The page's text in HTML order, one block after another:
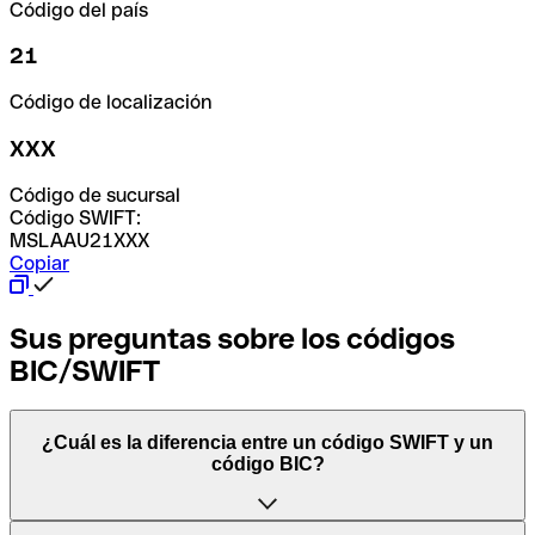
Código del país
21
Código de localización
XXX
Código de sucursal
Código SWIFT:
MSLAAU21XXX
Copiar
Sus preguntas sobre los códigos
BIC/SWIFT
¿Cuál es la diferencia entre un código SWIFT y un
código BIC?